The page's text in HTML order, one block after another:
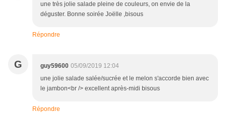
une très jolie salade pleine de couleurs, on envie de la
déguster. Bonne soirée Joëlle ,bisous
Répondre
G guy59600 05/09/2019 12:04
une jolie salade salée/sucrée et le melon s'accorde bien avec
le jambon<br /> excellent après-midi bisous
Répondre